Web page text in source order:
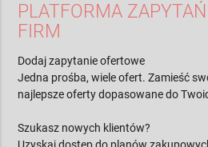
PLATFORMA
FIRM
Dodaj zapytanie ofertowe
Jedna prośba, wiele ofert. Zamieść
najlepsze oferty dopasowane do
Szukasz nowych klientów?